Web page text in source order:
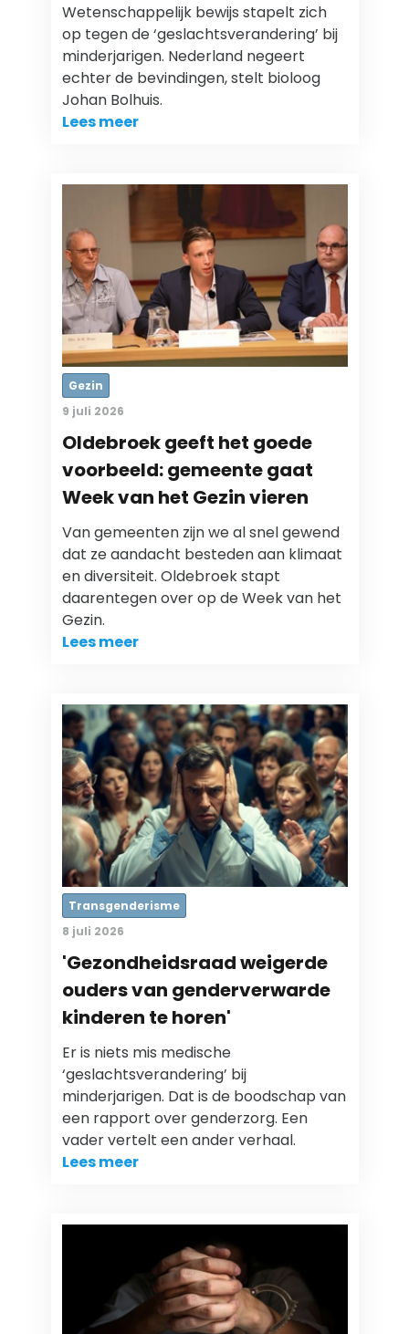
Wetenschappelijk bewijs stapelt zich
op tegen de ‘geslachtsverandering’ bij
minderjarigen. Nederland negeert
echter de bevindingen, stelt bioloog
Johan Bolhuis.
Lees meer
Gezin
9 juli 2026
Oldebroek geeft het goede
voorbeeld: gemeente gaat
Week van het Gezin vieren
Van gemeenten zijn we al snel gewend
dat ze aandacht besteden aan klimaat
en diversiteit. Oldebroek stapt
daarentegen over op de Week van het
Gezin.
Lees meer
Transgenderisme
8 juli 2026
'Gezondheidsraad weigerde
ouders van genderverwarde
kinderen te horen'
Er is niets mis medische
‘geslachtsverandering’ bij
minderjarigen. Dat is de boodschap van
een rapport over genderzorg. Een
vader vertelt een ander verhaal.
Lees meer